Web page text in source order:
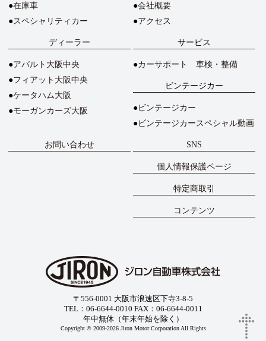
在庫車
スペシャリティカー
会社概要
アクセス
ディーラー
アバルト大阪中央
フィアット大阪中央
ケータハム大阪
モーガンカーズ大阪
サービス
カーサポート 車検・整備
ビンテージカー
ビンテージカー
ビンテージカースペシャル動画
お問い合わせ SNS
個人情報保護ページ
特定商取引
コンテンツ
〒556-0001 大阪市浪速区下寺3-8-5
TEL：06-6644-0010 FAX：06-6644-0011
年中無休（年末年始を除く）
Copyright © 2009-2026 Jiron Motor Corporation All Rights